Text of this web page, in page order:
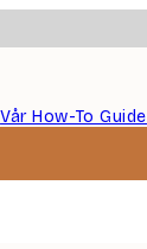
Vår How-To Guide